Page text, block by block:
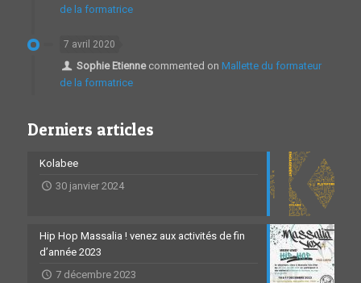
de la formatrice
7 avril 2020
Sophie Etiennecommented on Mallette du formateur
de la formatrice
Derniers articles
Kolabee
30 janvier 2024
Hip Hop Massalia ! venez aux activités de fin
d’année 2023
7 décembre 2023